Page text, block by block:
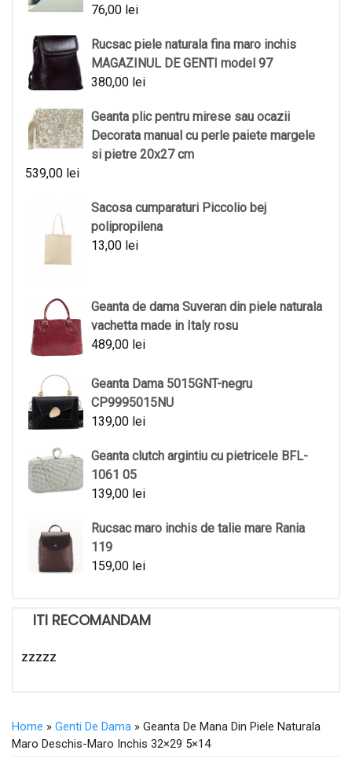
76,00 lei
Rucsac piele naturala fina maro inchis
MAGAZINUL DE GENTI model 97
380,00 lei
Geanta plic pentru mirese sau ocazii
Decorata manual cu perle paiete margele
si pietre 20x27 cm
539,00 lei
Sacosa cumparaturi Piccolio bej
polipropilena
13,00 lei
Geanta de dama Suveran din piele naturala
vachetta made in Italy rosu
489,00 lei
Geanta Dama 5015GNT-negru
CP9995015NU
139,00 lei
Geanta clutch argintiu cu pietricele BFL-
1061 05
139,00 lei
Rucsac maro inchis de talie mare Rania
119
159,00 lei
ITI RECOMANDAM
zzzzz
Home » Genti De Dama » Geanta De Mana Din Piele Naturala
Maro Deschis-Maro Inchis 32×29 5×14